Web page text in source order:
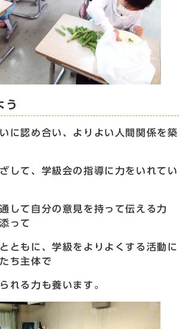
う
に認め合い、よりよい人間関係を築
して、学級会の指導に力をいれてい
して自分の意見を持って伝える力
って
ともに、学級をよりよくする活動に
ち主体で
れる力も養います。